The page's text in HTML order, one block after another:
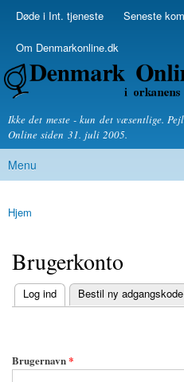
Skip to
Secondary menu
Døde i Int. tjeneste Seneste
Om Denmarkonline.dk
Denmarkonline.dk -
Ikke det meste - kun det væsentlige.
Online siden 31. juli 2005.
Main menu
Menu
You are here
Hjem
Brugerkonto
Primary tabs
Log ind
(active tab) Bestil ny adgangskode
Brugernavn*